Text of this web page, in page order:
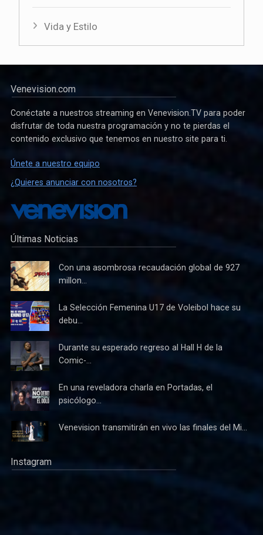
Vida y Estilo
Venevision.com
Conéctate a nuestros streaming en Venevision.TV para poder
disfrutar de toda nuestra programación y no te pierdas el
contenido exclusivo que tenemos en nuestro site para ti.
Únete a nuestro equipo
¿Quieres anunciar con nosotros?
Últimas Noticias
Con una asombrosa recaudación global de 927
millon...
La Selección Femenina U17 de Voleibol hace su
debu...
Durante su esperado regreso al Hall H de la
Comic-...
En una reveladora charla en Portadas, el
psicólogo...
Venevision transmitirán en vivo las finales del Mi...
Instagram